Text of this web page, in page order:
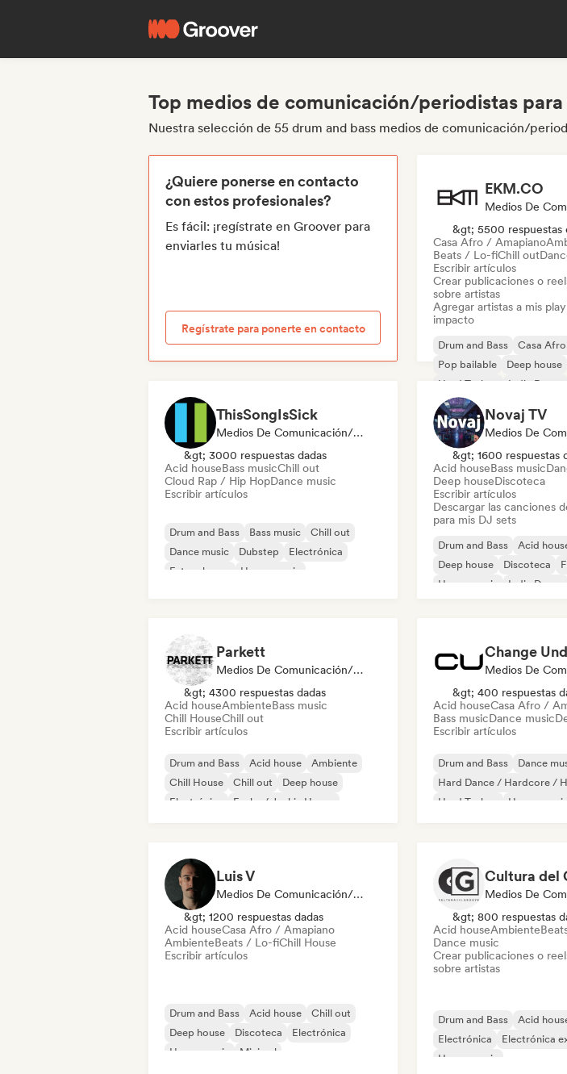
Top medios de comunicación/periodistas
Nuestra selección de 55 drum and bass medios de comunicación/
¿Quiere ponerse en contacto
con estos profesionales?
Es fácil: ¡regístrate en Groover para
enviarles tu música!
Regístrate para ponerte en contacto
EKM.CO
&gt; 5500 respuestas
Casa Afro / Amapiano
Beats / Lo-fiChill out
Escribir artículos
Crear publicaciones o
sobre artistas
Agregar artistas a mis
impacto
Drum and Bass
Casa
Pop bailable
Deep house
Hard Techno
Indie Dance
Melodic & Progressive
ThisSongIsSick
Medios De Comunicación/Periodista
&gt; 3000 respuestas dadas
Acid houseBass musicChill out
Cloud Rap / Hip HopDance music
Escribir artículos
Drum and Bass Bass music
Chill out
Dance music
Dubstep
Electrónica
Future house
House music
Novaj TV
&gt; 1600 respuestas
Acid houseBass music
Deep houseDiscoteca
Escribir artículos
Descargar las canciones
para mis DJ sets
Drum and Bass Acid
Deep house
Discoteca
House music
Indie Dance
Parkett
Medios De Comunicación/Periodista
&gt; 4300 respuestas dadas
Acid houseAmbienteBass music
Chill HouseChill out
Escribir artículos
Drum and Bass Acid house
Ambiente
Chill House
Chill out
Deep house
Electrónica
Funky / Jackin House
Change
&gt; 400 respuestas
Acid houseCasa Afro /
Bass musicDance music
Escribir artículos
Drum and Bass
Dance
Hard Dance / Hardcore /
Hard Techno
House music
Luis V
Medios De Comunicación/Periodista
&gt; 1200 respuestas dadas
Acid houseCasa Afro / Amapiano
AmbienteBeats / Lo-fiChill House
Escribir artículos
Drum and Bass Acid house
Chill out
Deep house
Discoteca
Electrónica
House music
Minimal
Cultura del
&gt; 800 respuestas
Acid houseAmbiente
Dance music
Crear publicaciones o
sobre artistas
Drum and Bass Acid
Electrónica
Electrónica
House music